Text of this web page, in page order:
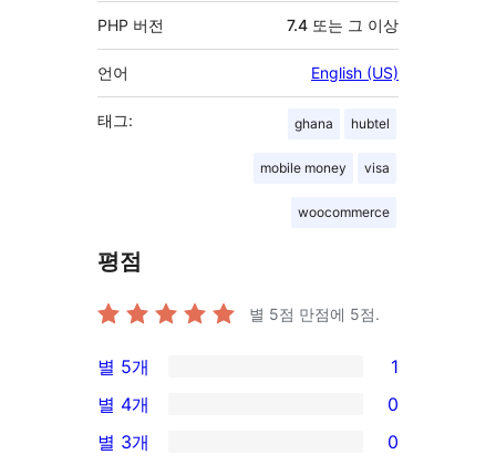
PHP 버전 7.4 또는 그 이상
언어 English (US)
태그: ghana hubtel
mobile money visa
woocommerce
평점
별 5점 만점에 5점.
1/5-
별
점
별 5개 1
0/4-
별
별 4개 0
0/3-
별 3개 0